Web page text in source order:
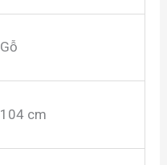
Gỗ
104 cm